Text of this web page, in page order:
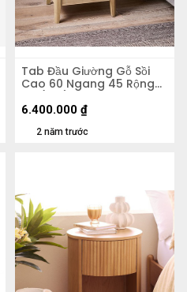
Tab Đầu Giường Gỗ Sồi
Cao 60 Ngang 45 Rộng
40 (cm)
2 năm trước
6.400.000 ₫